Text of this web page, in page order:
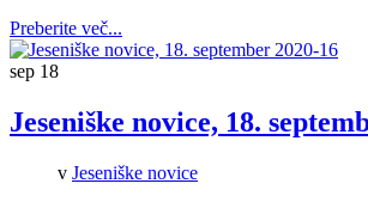
Preberite več...
sep 18
Jeseniške novice, 18.
v Jeseniške novice